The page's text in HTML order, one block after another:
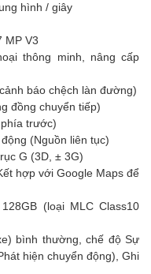
hình / giây
MP V3
thông minh, nâng cấp
báo chệch làn đường)
đồng chuyển tiếp)
trước)
(Nguồn liên tục)
G (3D, ± 3G)
hợp với Google Maps để
(loại MLC Class10
bình thường, chế độ Sự
hiện chuyển động), Ghi